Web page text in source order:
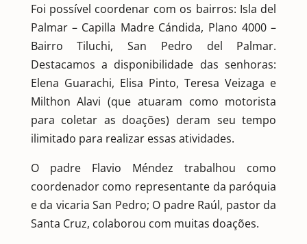
Foi possível coordenar com os bairros: Isla del
Palmar – Capilla Madre Cándida, Plano 4000 –
Bairro Tiluchi, San Pedro del Palmar.
Destacamos a disponibilidade das senhoras:
Elena Guarachi, Elisa Pinto, Teresa Veizaga e
Milthon Alavi (que atuaram como motorista
para coletar as doações) deram seu tempo
ilimitado para realizar essas atividades.
O padre Flavio Méndez trabalhou como
coordenador como representante da paróquia
e da vicaria San Pedro; O padre Raúl, pastor da
Santa Cruz, colaborou com muitas doações.